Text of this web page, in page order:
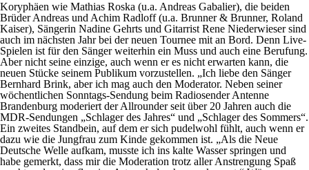
Koryphäen wie Mathias Roska (u.a. Andreas Gabalier), die beiden
Brüder Andreas und Achim Radloff (u.a. Brunner & Brunner, Roland
Kaiser), Sängerin Nadine Gehrts und Gitarrist Rene Niederwieser sind
auch im nächsten Jahr bei der neuen Tournee mit an Bord. Denn Live-
Spielen ist für den Sänger weiterhin ein Muss und auch eine Berufung.
Aber nicht seine einzige, auch wenn er es nicht erwarten kann, die
neuen Stücke seinem Publikum vorzustellen. „Ich liebe den Sänger
Bernhard Brink, aber ich mag auch den Moderator. Neben seiner
wöchentlichen Sonntags-Sendung beim Radiosender Antenne
Brandenburg moderiert der Allrounder seit über 20 Jahren auch die
MDR-Sendungen „Schlager des Jahres“ und „Schlager des Sommers“.
Ein zweites Standbein, auf dem er sich pudelwohl fühlt, auch wenn er
dazu wie die Jungfrau zum Kinde gekommen ist. „Als die Neue
Deutsche Welle aufkam, musste ich ins kalte Wasser springen und
habe gemerkt, dass mir die Moderation trotz aller Anstrengung Spaß